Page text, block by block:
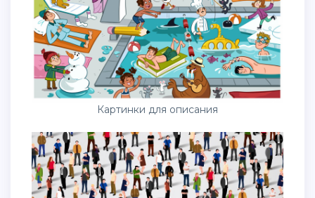
Картинки для описания